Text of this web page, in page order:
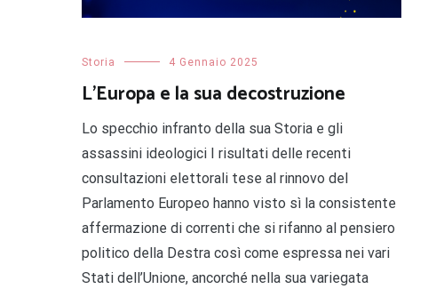
Storia 4 Gennaio 2025
L’Europa e la sua decostruzione
Lo specchio infranto della sua Storia e gli
assassini ideologici I risultati delle recenti
consultazioni elettorali tese al rinnovo del
Parlamento Europeo hanno visto sì la consistente
affermazione di correnti che si rifanno al pensiero
politico della Destra così come espressa nei vari
Stati dell’Unione, ancorché nella sua variegata